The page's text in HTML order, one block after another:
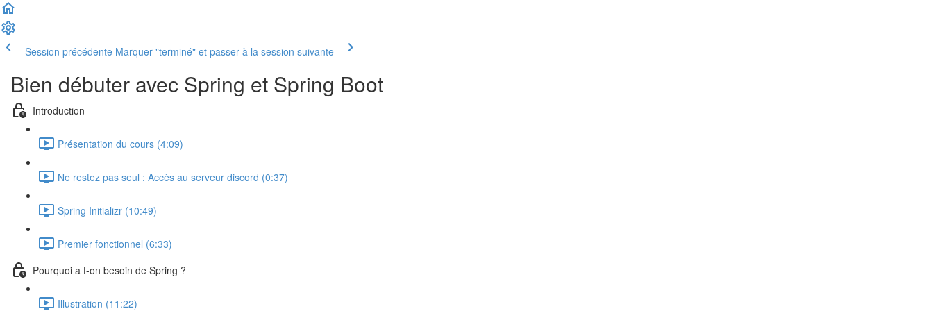
Session précédente Marquer "terminé" et passer à la session suivante
Bien débuter avec Spring et Spring Boot
Introduction
Présentation du cours (4:09)
Ne restez pas seul : Accès au serveur discord (0:37)
Spring Initializr (10:49)
Premier fonctionnel (6:33)
Pourquoi a t-on besoin de Spring ?
Illustration (11:22)